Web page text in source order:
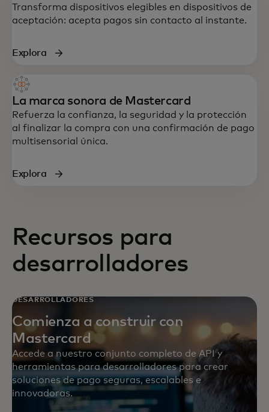
Transforma dispositivos elegibles en dispositivos de
aceptación: acepta pagos sin contacto al instante.
Explora
La marca sonora de Mastercard
Refuerza la confianza, la seguridad y la protección
al finalizar la compra con una confirmación de pago
multisensorial única.
Explora
Recursos para
desarrolladores
DESARROLLADORES
Comienza a construir con
Mastercard
Accede a nuestro conjunto completo de API y
herramientas para desarrolladores para crear
soluciones de pago seguras, escalables e
innovadoras.